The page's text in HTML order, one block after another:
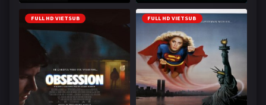
FULL HD VIETSUB FULL HD VIETSUB